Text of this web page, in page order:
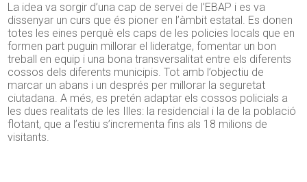
La idea va sorgir d’una cap de servei de l’EBAP i es va
dissenyar un curs que és pioner en l’àmbit estatal. Es donen
totes les eines perquè els caps de les policies locals que en
formen part puguin millorar el lideratge, fomentar un bon
treball en equip i una bona transversalitat entre els diferents
cossos dels diferents municipis. Tot amb l’objectiu de
marcar un abans i un després per millorar la seguretat
ciutadana. A més, es pretén adaptar els cossos policials a
les dues realitats de les Illes: la residencial i la de la població
flotant, que a l’estiu s’incrementa fins als 18 milions de
visitants.